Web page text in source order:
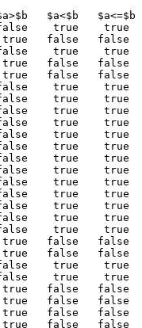
bool(true)       int(0)        true   false   false    true   false   false  
   str('')       bool(true)     false    true    true   false   false   false  
  bool(true)      str('0')       true   false   false    true   false   false  
 float(-INF)      float(0)      false    true    true   false   false   false  
 float(-INF)      float(1)      false    true    true   false   false   false  
  float(INF)    float(-INF)      true   false   false    true   false   false  
 float(-INF)      int(-1)       false    true    true   false   false   false  
 float(-INF)       int(0)       false    true    true   false   false   false  
 float(-INF)       int(1)       false    true    true   false   false   false  
 float(-INF)     str("\0")      false    true    true   false   false   false  
 float(-INF)      str('')       false    true    true   false   false   false  
 float(-INF)      str('+')      false    true    true   false   false   false  
 float(-INF)      str('-')      false    true    true   false   false   false  
 float(-INF)      str('0')      false    true    true   false   false   false  
 float(-INF)     str('01')      false    true    true   false   false   false  
 float(-INF)      str('1')      false    true    true   false   false   false  
 float(-INF)    str('false')    false    true    true   false   false   false  
 float(-INF)    str('text')     false    true    true   false   false   false  
 float(-INF)    str('true')     false    true    true   false   false   false  
   float(1)       float(0)       true   false   false    true   false   false  
  float(INF)      float(0)       true   false   false    true   false   false  
   float(0)       int(-1)        true   false   false    true   false   false  
    int(1)        float(0)       true   false   false    true   false   false  
   float(0)      str('01')      false    true    true   false   false   false  
   str('1')       float(0)       true   false   false    true   false   false  
  float(INF)      float(1)       true   false   false    true   false   false  
   float(1)       int(-1)        true   false   false    true   false   false  
   float(1)        int(0)        true   false   false    true   false   false  
   float(1)      str("\0")       true   false   false    true   false   false  
   str('')        float(1)      false    true    true   false   false   false  
   float(1)       str('+')       true   false   false    true   false   false  
   float(1)       str('-')